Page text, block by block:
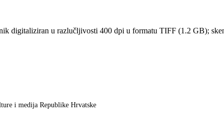
digitaliziran u razlučljivosti 400 dpi u formatu TIFF (1.2 GB);
i medija Republike Hrvatske